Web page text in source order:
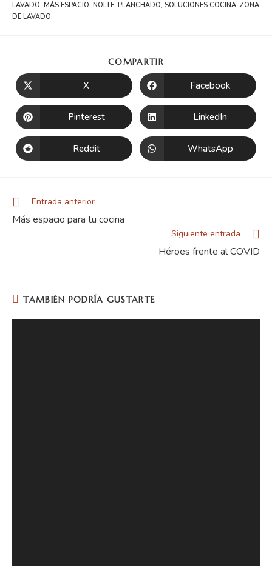
LAVADO, MÁS ESPACIO, NOLTE, PLANCHADO, SOLUCIONES COCINA, ZONA
DE LAVADO
COMPARTIR
X Facebook
Pinterest LinkedIn
Reddit WhatsApp
Entrada anterior
Más espacio para tu cocina
Siguiente entrada
Héroes frente al COVID
TAMBIÉN PODRÍA GUSTARTE